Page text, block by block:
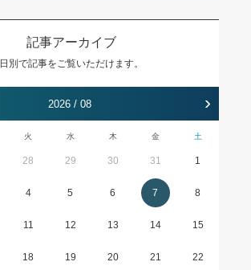
記事アーカイブ
日別で記事をご覧いただけます。
2026 / 08 ›
火 水 木 金 土
28 29 30 31 1
4 5 6 7 8
11 12 13 14 15
18 19 20 21 22